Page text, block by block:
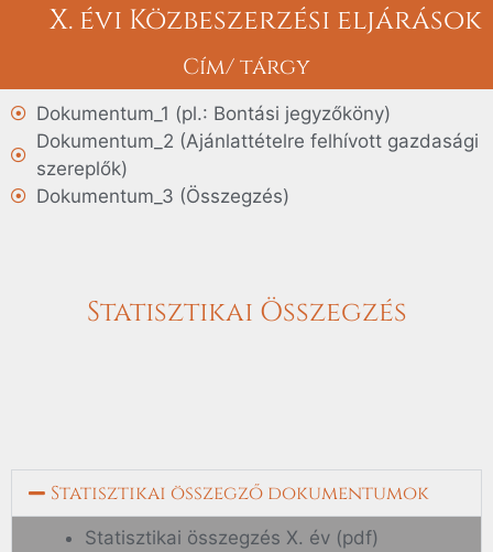
X. évi Közbeszerzési eljárások
Cím/ tárgy
Dokumentum_1 (pl.: Bontási jegyzőköny)
Dokumentum_2 (Ajánlattételre felhívott gazdasági
szereplők)
Dokumentum_3 (Összegzés)
Statisztikai Összegzés
Statisztikai összegző dokumentumok
Statisztikai összegzés X. év (pdf)